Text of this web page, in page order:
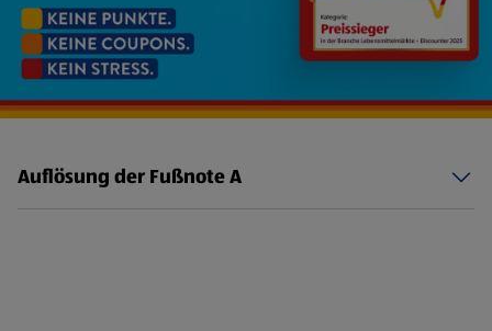
Auflösung der Fußnote A